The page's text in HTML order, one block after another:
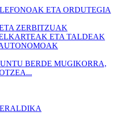
ETA ORDUTEGIA
ZERBITZUAK
ETA TALDEAK
BERDE MUGIKORRA,